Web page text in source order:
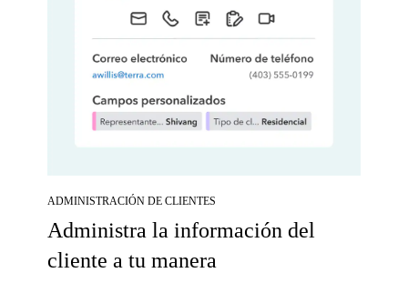
ADMINISTRACIÓN DE CLIENTES
Administra la información del
cliente a tu manera